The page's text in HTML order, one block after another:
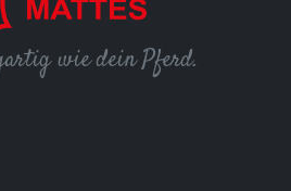
wie dein Pferd.